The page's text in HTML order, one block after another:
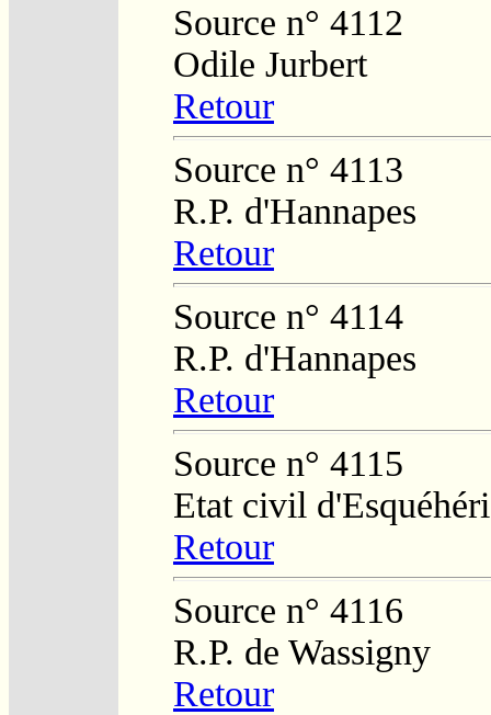
Source n° 4112
Odile Jurbert
Retour
Source n° 4113
R.P. d'Hannapes
Retour
Source n° 4114
R.P. d'Hannapes
Retour
Source n° 4115
Etat civil
Retour
Source n° 4116
R.P. de Wassigny
Retour